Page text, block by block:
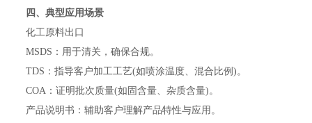
四、典型应用场景
化工原料出口
MSDS：用于清关，确保合规。
TDS：指导客户加工工艺(如喷涂温度、混合比例)。
COA：证明批次质量(如固含量、杂质含量)。
产品说明书：辅助客户理解产品特性与应用。